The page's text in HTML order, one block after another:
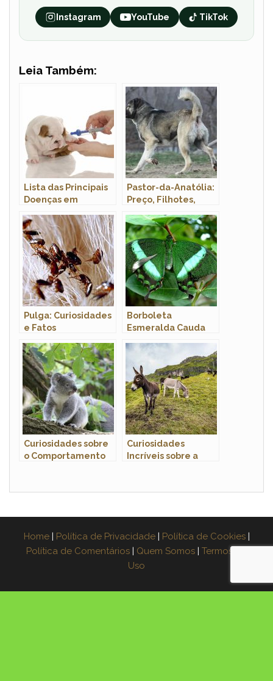
Instagram YouTube TikTok
Leia Também:
Lista das Principais
Doenças em
e Tratamento
Pastor-da-Anatólia:
Preço, Filhotes,
Pulga: Curiosidades
e Fatos
o Animal
Borboleta
Esmeralda Cauda
Características,
Habitat e Fotos
Curiosidades sobre
o Comportamento
Marsupiais
Curiosidades
Incríveis sobre a
Home | Política de Privacidade | Política de Cookies |
Política de Comentários | Quem Somos | Termos de
Uso